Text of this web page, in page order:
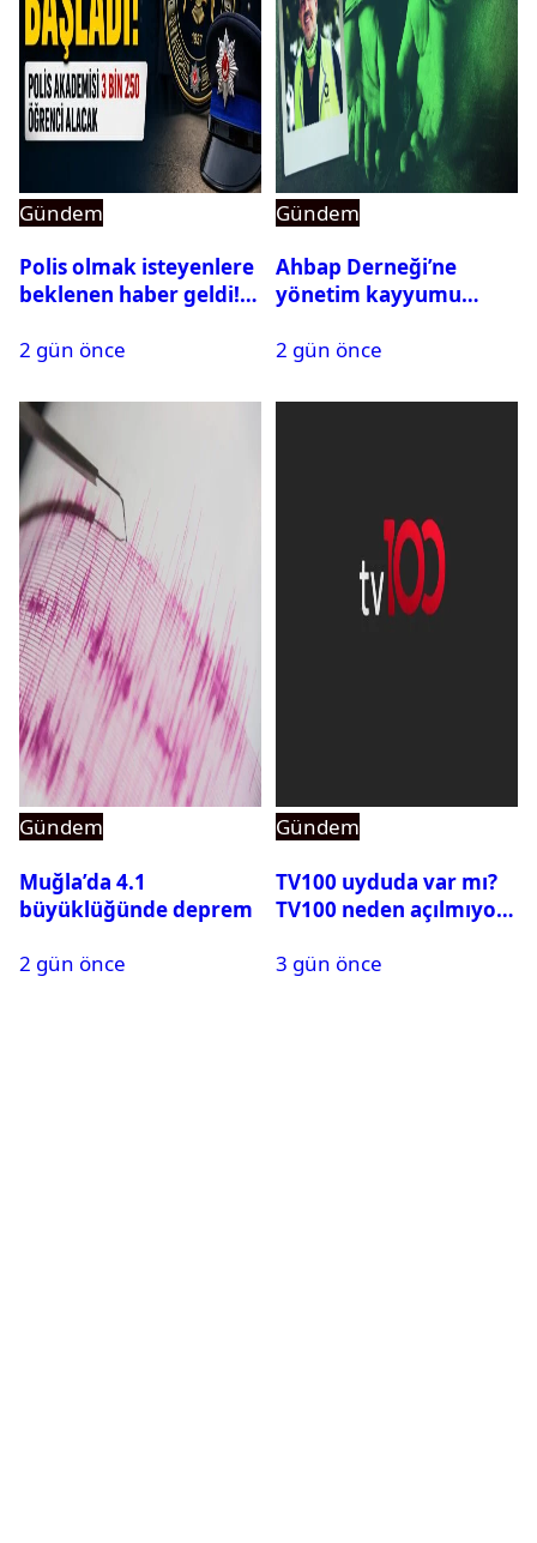
Gündem
Polis olmak isteyenlere
beklenen haber geldi!
2 gün önce
Gündem
Ahbap Derneği’ne
yönetim kayyumu
açıldı
2 gün önce
Gündem
Muğla’da 4.1
büyüklüğünde deprem
2 gün önce
Gündem
TV100 uyduda var mı?
TV100 neden açılmıyor?
3 gün önce